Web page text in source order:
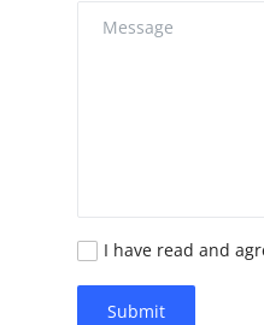
I have read and
Submit